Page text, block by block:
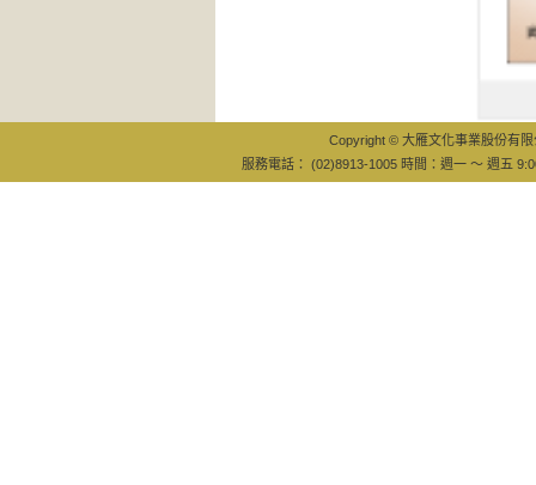
Copyright © 大雁文化事業股份有
服務電話： (02)8913-1005 時間：週一 ～ 週五